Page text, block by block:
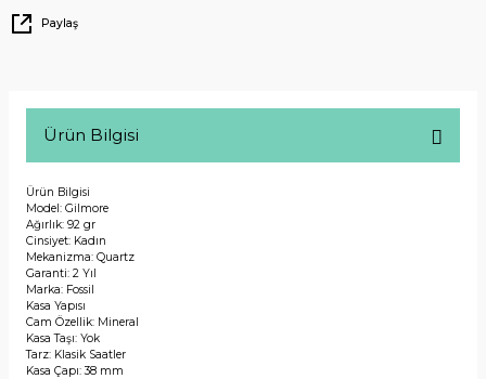
Paylaş
Ürün Bilgisi
Ürün Bilgisi
Model: Gilmore
Ağırlık: 92 gr
Cinsiyet: Kadın
Mekanizma: Quartz
Garanti: 2 Yıl
Marka: Fossil
Kasa Yapısı
Cam Özellik: Mineral
Kasa Taşı: Yok
Tarz: Klasik Saatler
Kasa Çapı: 38 mm